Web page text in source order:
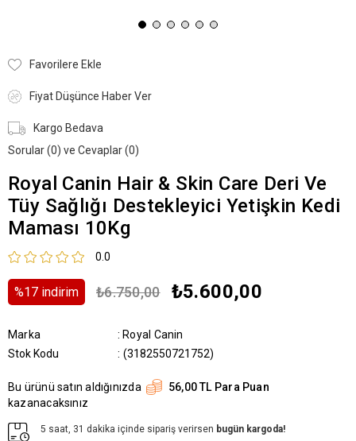
Favorilere Ekle
Fiyat Düşünce Haber Ver
Kargo Bedava
Sorular (0) ve Cevaplar (0)
Royal Canin Hair & Skin Care Deri Ve
Tüy Sağlığı Destekleyici Yetişkin Kedi
Maması 10Kg
0.0
%17 i̇ndirim ₺6.750,00 ₺5.600,00
Marka : Royal Canin
Stok Kodu
(3182550721752)
Bu ürünü satın aldığınızda
56,00 TL Para Puan
kazanacaksınız
5 saat, 31 dakika içinde sipariş verirsen bugün kargoda!